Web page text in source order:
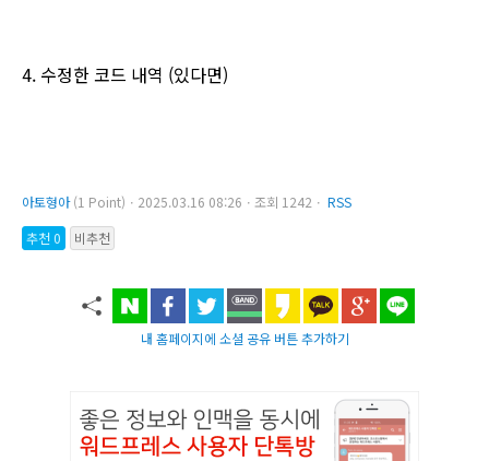
4. 수정한 코드 내역 (있다면)
아토형아 (1 Point)ㆍ2025.03.16 08:26ㆍ조회 1242ㆍ RSS
추천 0
비추천
내 홈페이지에 소셜 공유 버튼 추가하기